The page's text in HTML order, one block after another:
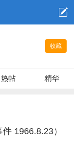
收藏
热帖 精华
1966.8.23）